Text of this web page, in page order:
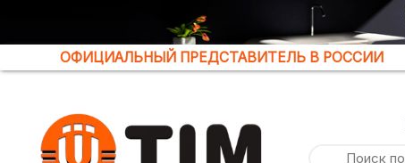
ОФИЦИАЛЬНЫЙ ПРЕДСТАВИТЕЛЬ В РОССИИ